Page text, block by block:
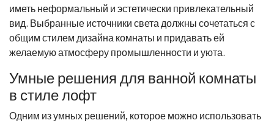
иметь неформальный и эстетически привлекательный
вид. Выбранные источники света должны сочетаться с
общим стилем дизайна комнаты и придавать ей
желаемую атмосферу промышленности и уюта.
Умные решения для ванной комнаты
в стиле лофт
Одним из умных решений, которое можно использовать